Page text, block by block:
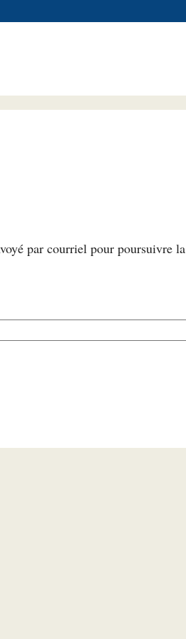
par courriel pour poursuivre la